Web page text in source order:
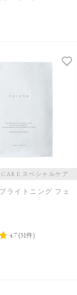
スペシャルケア
ライトニング フェ